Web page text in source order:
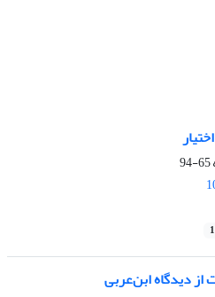
65-94
دیدگاه ابن‌عربی